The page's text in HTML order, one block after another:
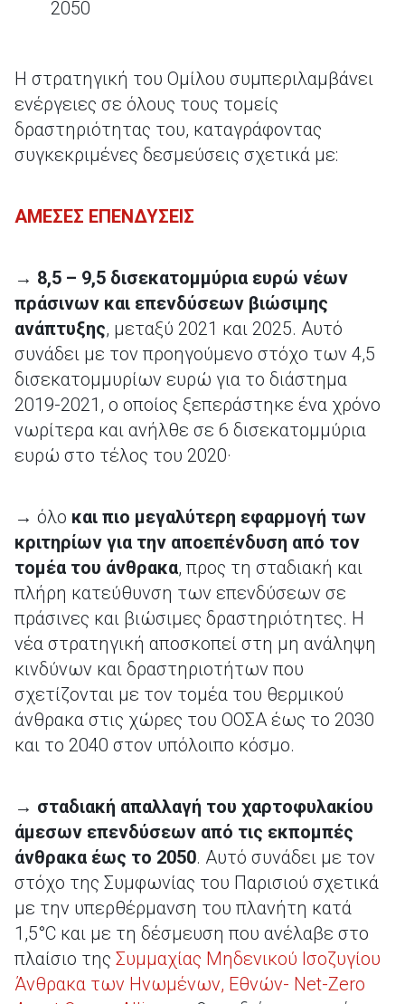
2050
Η στρατηγική του Ομίλου συμπεριλαμβάνει
ενέργειες σε όλους τους τομείς
δραστηριότητας του, καταγράφοντας
συγκεκριμένες δεσμεύσεις σχετικά με:
ΑΜΕΣΕΣ ΕΠΕΝΔΥΣΕΙΣ
→ 8,5 – 9,5 δισεκατομμύρια ευρώ νέων
πράσινων και επενδύσεων βιώσιμης
ανάπτυξης, μεταξύ 2021 και 2025. Αυτό
συνάδει με τον προηγούμενο στόχο των 4,5
δισεκατομμυρίων ευρώ για το διάστημα
2019-2021, ο οποίος ξεπεράστηκε ένα χρόνο
νωρίτερα και ανήλθε σε 6 δισεκατομμύρια
ευρώ στο τέλος του 2020·
→ όλο και πιο μεγαλύτερη εφαρμογή των
κριτηρίων για την αποεπένδυση από τον
τομέα του άνθρακα, προς τη σταδιακή και
πλήρη κατεύθυνση των επενδύσεων σε
πράσινες και βιώσιμες δραστηριότητες. Η
νέα στρατηγική αποσκοπεί στη μη ανάληψη
κινδύνων και δραστηριοτήτων που
σχετίζονται με τον τομέα του θερμικού
άνθρακα στις χώρες του ΟΟΣΑ έως το 2030
και το 2040 στον υπόλοιπο κόσμο.
→ σταδιακή απαλλαγή του χαρτοφυλακίου
άμεσων επενδύσεων από τις εκπομπές
άνθρακα έως το 2050. Αυτό συνάδει με τον
στόχο της Συμφωνίας του Παρισιού σχετικά
με την υπερθέρμανση του πλανήτη κατά
1,5°C και με τη δέσμευση που ανέλαβε στο
πλαίσιο της Συμμαχίας Μηδενικού Ισοζυγίου
Άνθρακα των Ηνωμένων, Εθνών- Net-Zero